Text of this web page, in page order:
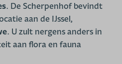
. De Scherpenhof bevindt
aan de IJssel,
. U zult nergens anders in
aan flora en fauna